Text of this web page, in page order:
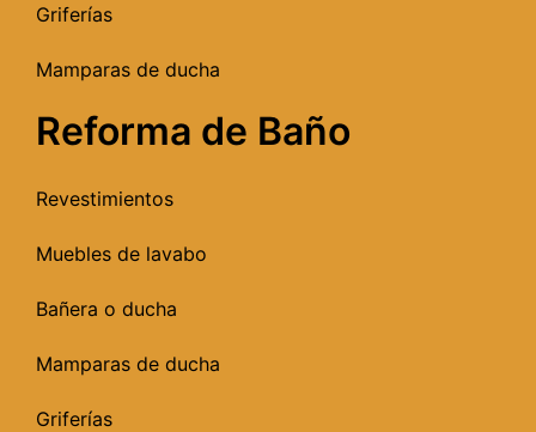
Griferías
Mamparas de ducha
Reforma de Baño
Revestimientos
Muebles de lavabo
Bañera o ducha
Mamparas de ducha
Griferías